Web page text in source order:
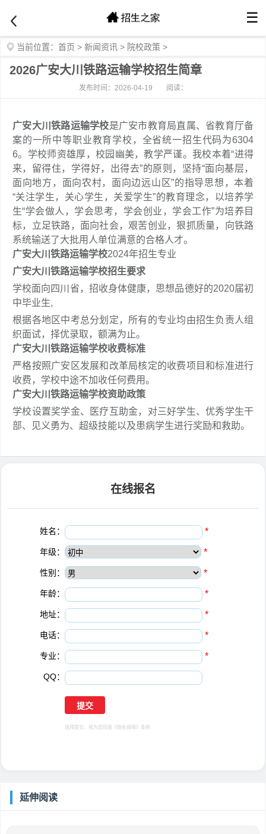
☰
当前位置： 首页 > 新闻资讯 > 院校政策 >
2026广安大川铁路运输学校招生简章
发布时间：2026-04-19 阅读：
广安大川铁路运输学校是广安市教育局直属、省教育厅备
案的一所中等职业教育学校，全省统一招生代码为6304
6。学校师资雄厚，校园幽美，教学严谨。我校本着“进得
来，留得住，学得好，出得去”的原则，坚持“面向基层，
面向地方，面向农村，面向边远山区”的指导思想，本着
“关注学生，关心学生，关爱学生”的教育理念，以培养学
生“学会做人，学会思考，学会创业，学会工作”为培养目
标，立足铁路，面向社会，艰苦创业，狠抓质量，向铁路
系统输送了大批用人单位满意的合格人才。
广安大川铁路运输学校2024年招生专业
广安大川铁路运输学校招生要求
学校面向四川省，招收身体健康，思想品德好的2020届初
中毕业生,
根据各地区中考总分划定，所有的专业均由招生负责人组
织面试，择优录取，额满为止。
广安大川铁路运输学校收费标准
严格按照广安区发展和改革局核定的收费项目和标准进行
收费，学校中途不加收任何费用。
广安大川铁路运输学校资助政策
学校设置奖学金、医疗互助金，对三好学生、优秀学生干
部、见义勇为、超级技能以及患病学生进行奖励和救助。
在线报名
姓名： *
年级： *
性别： *
年龄： *
地址： *
电话： *
专业： *
QQ：
选择提交，视为您同意 《隐私保障》 条例
延伸阅读